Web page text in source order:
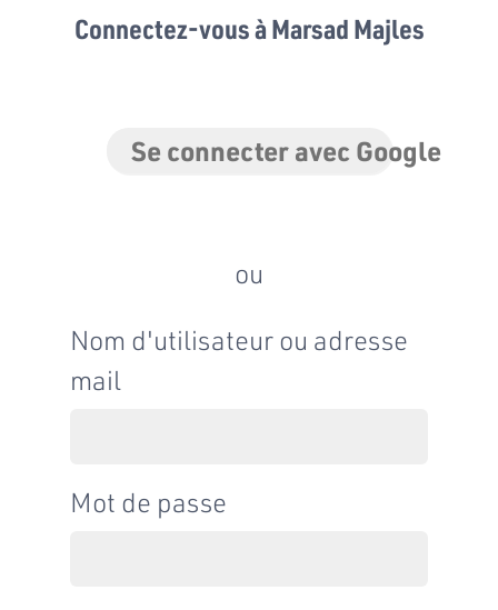
Connectez-vous à Marsad Majles
Se connecter avec Google
ou
Nom d'utilisateur ou adresse
mail
Mot de passe